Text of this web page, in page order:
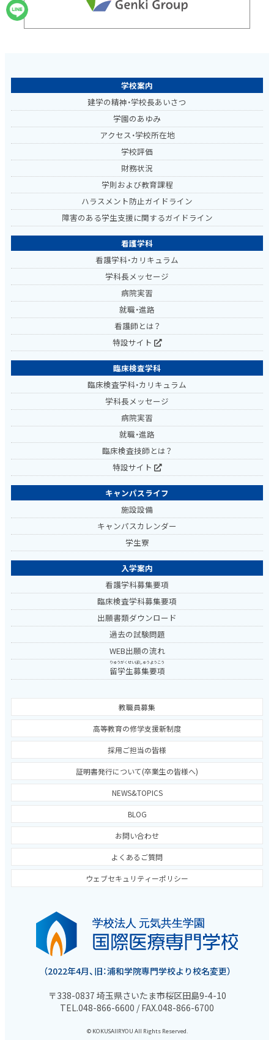
学校案内
建学の精神・学校長あいさつ
学園のあゆみ
アクセス・学校所在地
学校評価
財務状況
学則および教育課程
ハラスメント防止ガイドライン
障害のある学生支援に関するガイドライン
看護学科
看護学科・カリキュラム
学科長メッセージ
病院実習
就職・進路
看護師とは？
特設サイト
臨床検査学科
臨床検査学科・カリキュラム
学科長メッセージ
病院実習
就職・進路
臨床検査技師とは？
特設サイト
キャンパスライフ
施設設備
キャンパスカレンダー
学生寮
入学案内
看護学科募集要項
臨床検査学科募集要項
出願書類ダウンロード
過去の試験問題
WEB出願の流れ
留学生募集要項
りゅうがくせいぼしゅうようこう
教職員募集
高等教育の修学支援新制度
採用ご担当の皆様
証明書発行について(卒業生の皆様へ)
NEWS&TOPICS
BLOG
お問い合わせ
よくあるご質問
ウェブセキュリティーポリシー
（2022年4月、旧：浦和学院専門学校より校名変更）
〒338-0837 埼玉県さいたま市桜区田島9-4-10
TEL.048-866-6600 / FAX.048-866-6700
© KOKUSAIIRYOU All Rights Reserved.